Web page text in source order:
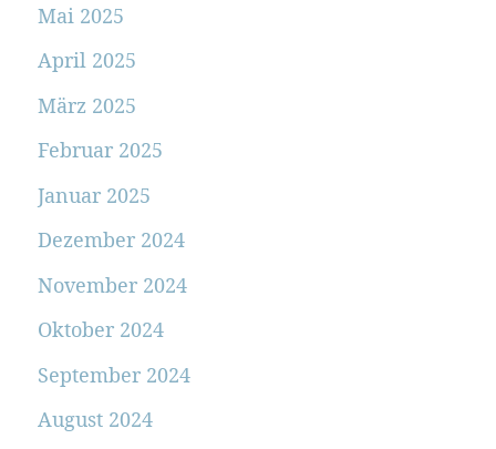
Mai 2025
April 2025
März 2025
Februar 2025
Januar 2025
Dezember 2024
November 2024
Oktober 2024
September 2024
August 2024